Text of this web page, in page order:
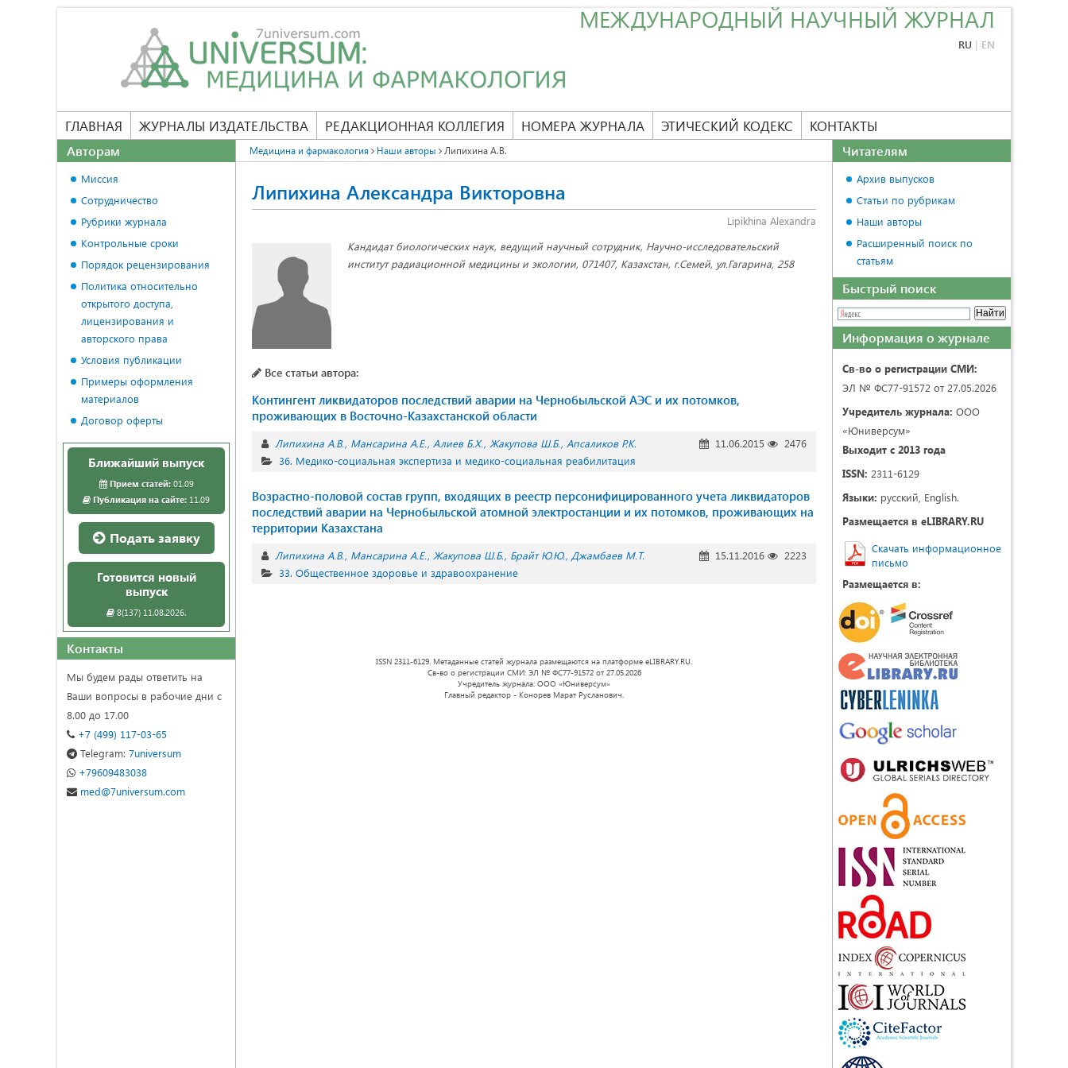
МЕЖДУНАРОДНЫЙ НАУЧНЫЙ ЖУРНАЛ
RU | EN
ГЛАВНАЯ ЖУРНАЛЫ ИЗДАТЕЛЬСТВА РЕДАКЦИОННАЯ КОЛЛЕГИЯ НОМЕРА ЖУРНАЛА ЭТИЧЕСКИЙ КОДЕКС КОНТАКТЫ
Медицина и фармакология Наши авторы Липихина А.В.
Липихина Александра Викторовна
Lipikhina Alexandra
Кандидат биологических наук, ведущий научный сотрудник, Научно-исследовательский
институт радиационной медицины и экологии, 071407, Казахстан, г.Семей, ул.Гагарина, 258
Все статьи автора:
Контингент ликвидаторов последствий аварии на Чернобыльской АЭС и их потомков,
проживающих в Восточно-Казахстанской области
Липихина А.В. Мансарина А.Е. Алиев Б.Х. Жакупова Ш.Б. Апсаликов Р.К. 11.06.2015
2476
36. Медико-социальная экспертиза и медико-социальная реабилитация
Возрастно-половой состав групп, входящих в реестр персонифицированного учета ликвидаторов
последствий аварии на Чернобыльской атомной электростанции и их потомков, проживающих на
территории Казахстана
Липихина А.В. Мансарина А.Е. Жакупова Ш.Б. Брайт Ю.Ю. Джамбаев М.Т. 15.11.2016
2223
33. Общественное здоровье и здравоохранение
ISSN 2311-6129. Метаданные статей журнала размещаются на платформе eLIBRARY.RU.
Св-во о регистрации СМИ: ЭЛ № ФС77-91572 от 27.05.2026
Учредитель журнала: ООО «Юниверсум»
Главный редактор - Конорев Марат Русланович.
Авторам
Миссия
Сотрудничество
Рубрики журнала
Контрольные сроки
Порядок рецензирования
Политика относительно
открытого доступа,
лицензирования и
авторского права
Условия публикации
Примеры оформления
материалов
Договор оферты
Ближайший выпуск
Прием статей:01.09
Публикация на сайте: 11.09
Подать заявку
Готовится новый
выпуск
8(137) 11.08.2026.
Контакты
Мы будем рады ответить на
Ваши вопросы в рабочие дни с
8.00 до 17.00
+7 (499) 117-03-65
Telegram: 7universum
+79609483038
med@7universum.com
Читателям
Архив выпусков
Статьи по рубрикам
Наши авторы
Расширенный поиск по
статьям
Быстрый поиск
Информация о журнале
Св-во о регистрации СМИ:
ЭЛ № ФС77-91572 от 27.05.2026
Учредитель журнала: ООО
«Юниверсум»
Выходит с 2013 года
ISSN: 2311-6129
Языки: русский, English.
Размещается в eLIBRARY.RU
Скачать информационное
письмо
Размещается в: